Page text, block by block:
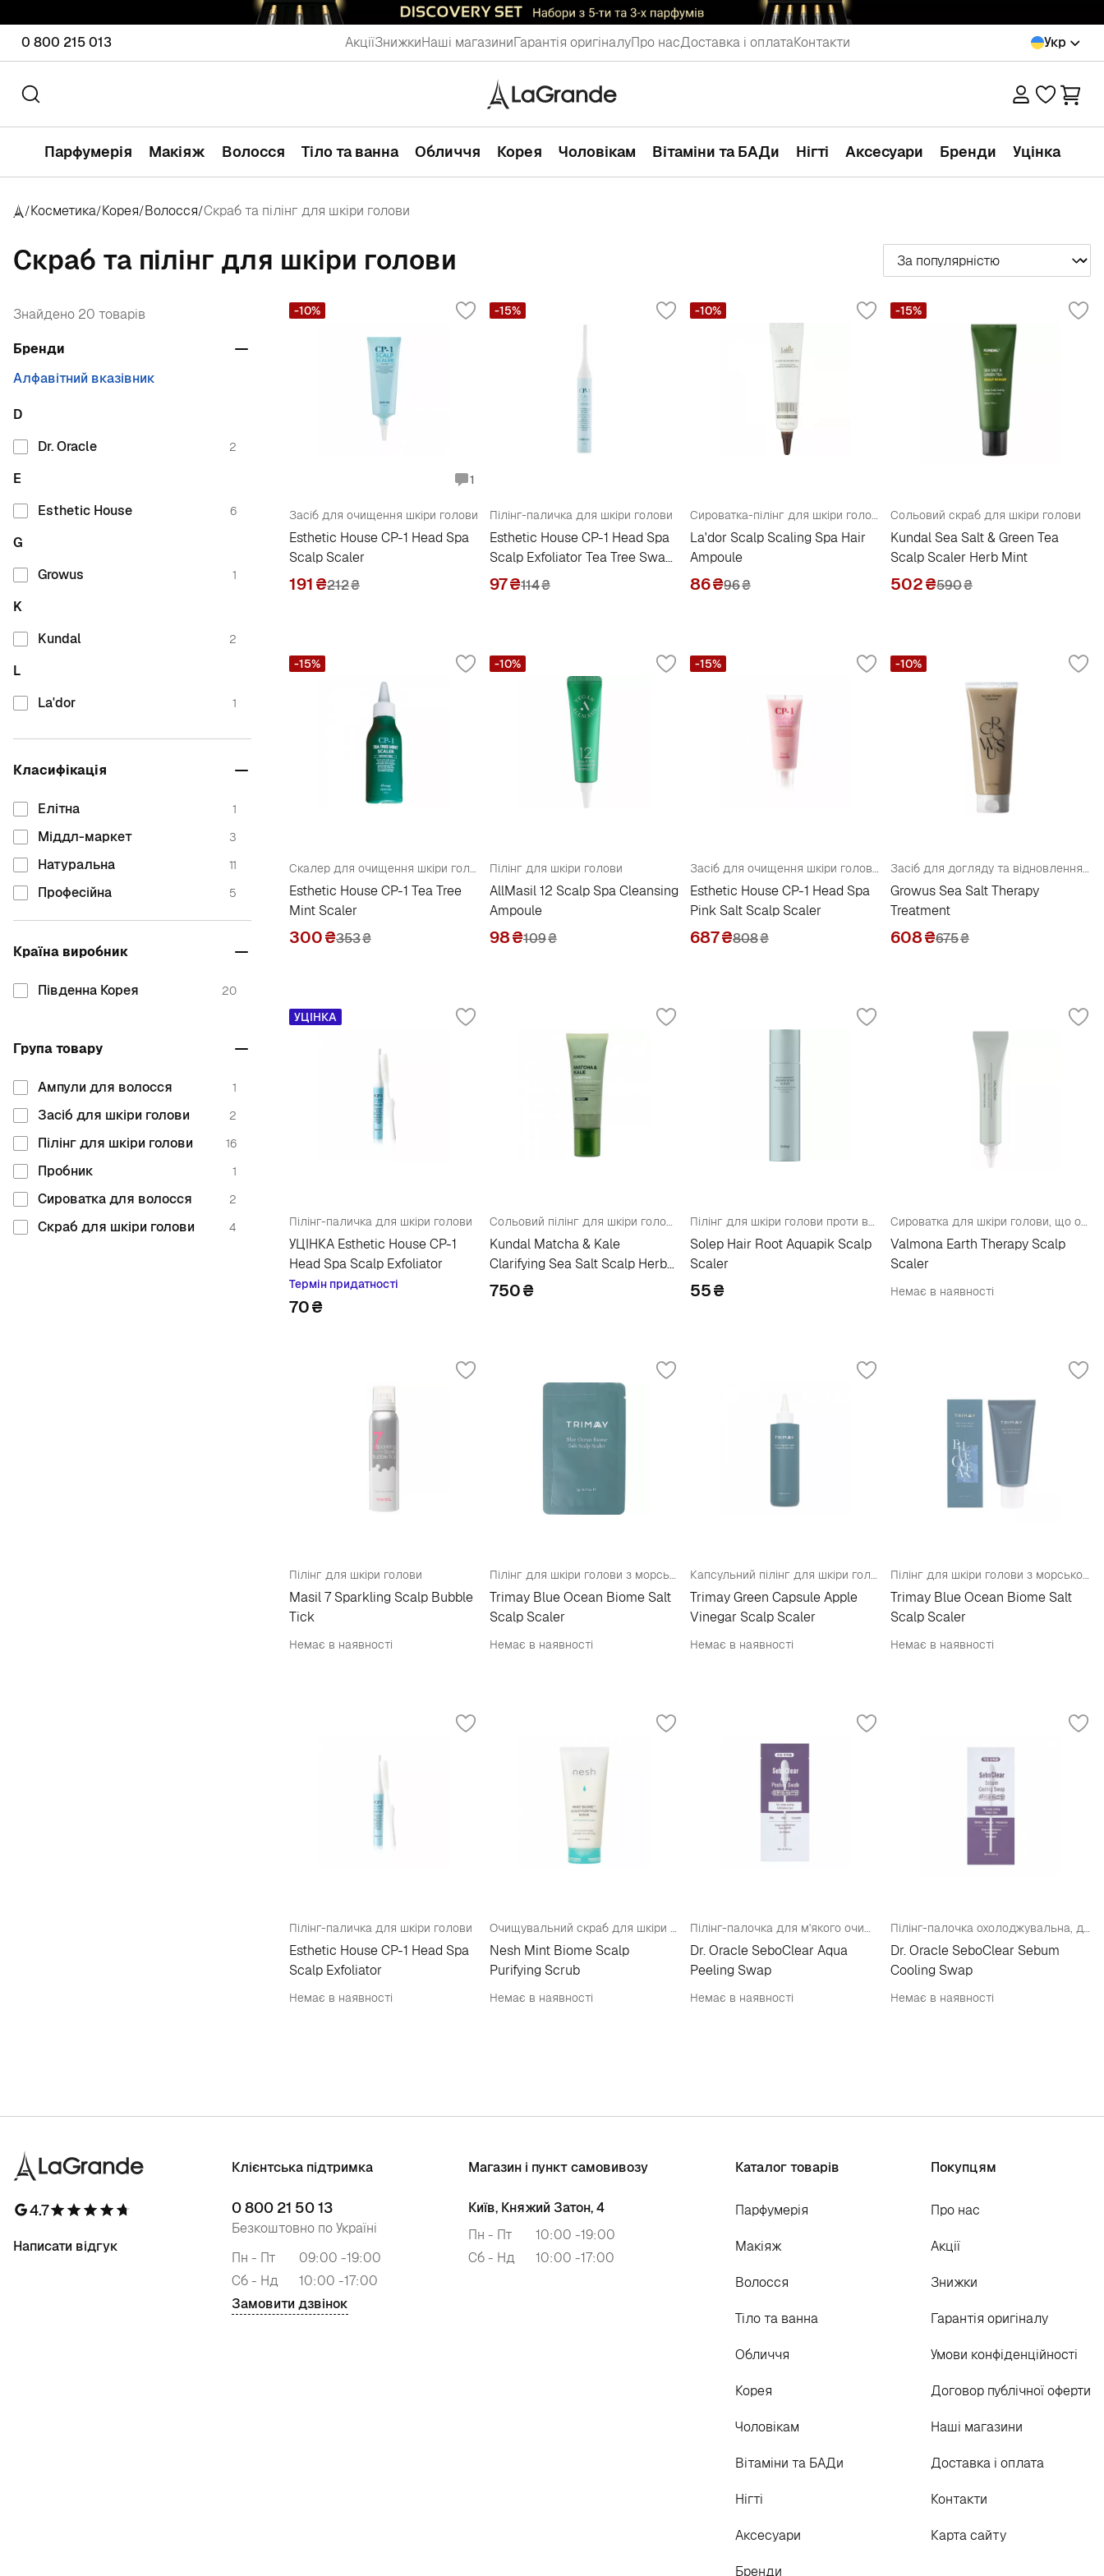
0 800 215 013 АкціїЗнижкиНаші магазиниГарантія оригіналуПро насДоставка і оплатаКонтакти Укр
Парфумерія Макіяж Волосся Тіло та ванна Обличчя Корея Чоловікам Вітаміни та БАДи Нігті Аксесуари Бренди Уцінка
/Косметика/Корея/Волосся/Скраб та пілінг для шкіри голови
Скраб та пілінг для шкіри голови
Знайдено 20 товарів
Бренди
Алфавітний вказівник
D
Dr. Oracle
2
E
Esthetic House
6
G
Growus
1
K
Kundal
2
L
La'dor
1
M
Masil
2
N
Nesh
1
S
Solep
1
Trimay
Класифікація
Елітна 1
Міддл-маркет 3
Натуральна 11
Професійна 5
Країна виробник
Південна Корея 20
Група товару
Ампули для волосся 1
Засіб для шкіри голови 2
Пілінг для шкіри голови 16
Пробник 1
Сироватка для волосся 2
Скраб для шкіри голови 4
1
Засіб для очищення шкіри голови
Esthetic House CP-1 Head Spa
Scalp Scaler
191₴212₴
-10%
Пілінг-паличка для шкіри голови
Esthetic House CP-1 Head Spa
Scalp Exfoliator Tea Tree Swab
Stick Fast Cooling
97₴114₴
-15%
Сироватка-пілінг для шкіри голови
La'dor Scalp Scaling Spa Hair
Ampoule
86₴96₴
-10%
Сольовий скраб для шкіри голови
Kundal Sea Salt & Green Tea
Scalp Scaler Herb Mint
502₴590₴
-15%
Скалер для очищення шкіри голови
Esthetic House CP-1 Tea Tree
Mint Scaler
300₴353₴
-15%
Пілінг для шкіри голови
AllMasil 12 Scalp Spa Cleansing
Ampoule
98₴109₴
-10%
Засіб для очищення шкіри голови з рожевою сіллю
Esthetic House CP-1 Head Spa
Pink Salt Scalp Scaler
687₴808₴
-15%
Засіб для догляду та відновлення шкіри голови
Growus Sea Salt Therapy
Treatment
608₴675₴
-10%
Пілінг-паличка для шкіри голови
УЦІНКА Esthetic House CP-1
Head Spa Scalp Exfoliator
Термін придатності
70₴
УЦІНКА
Сольовий пілінг для шкіри голови
Kundal Matcha & Kale
Clarifying Sea Salt Scalp Herb
Mint
750₴
Пілінг для шкіри голови проти випадіння волосся
Solep Hair Root Aquapik Scalp
Scaler
55₴
Сироватка для шкіри голови, що очищає
Valmona Earth Therapy Scalp
Scaler
Немає в наявності
Пілінг для шкіри голови
Masil 7 Sparkling Scalp Bubble
Tick
Немає в наявності
Пілінг для шкіри голови з морською сіллю (пробник)
Trimay Blue Ocean Biome Salt
Scalp Scaler
Немає в наявності
Капсульний пілінг для шкіри голови з оцтом
Trimay Green Capsule Apple
Vinegar Scalp Scaler
Немає в наявності
Пілінг для шкіри голови з морською сіллю
Trimay Blue Ocean Biome Salt
Scalp Scaler
Немає в наявності
Пілінг-паличка для шкіри голови
Esthetic House CP-1 Head Spa
Scalp Exfoliator
Немає в наявності
Очищувальний скраб для шкіри голови
Nesh Mint Biome Scalp
Purifying Scrub
Немає в наявності
Пілінг-палочка для м'якого очищення сухої шкіри голови
Dr. Oracle SeboClear Aqua
Peeling Swap
Немає в наявності
Пілінг-палочка охолоджувальнa, для жирної шкіри голови
Dr. Oracle SeboClear Sebum
Cooling Swap
Немає в наявності
4.7
Написати відгук
Клієнтська підтримка
0 800 21 50 13
Безкоштовно по Україні
Пн - Пт
09:00 -19:00
Сб - Нд
10:00 -17:00
Замовити дзвінок
Магазин і пункт самовивозу
Київ, Княжий Затон, 4
Пн - Пт
10:00 -19:00
Сб - Нд
10:00 -17:00
Каталог товарів
Парфумерія
Макіяж
Волосся
Тіло та ванна
Обличчя
Корея
Чоловікам
Вітаміни та БАДи
Нігті
Аксесуари
Бренди
Покупцям
Про нас
Акції
Знижки
Гарантія оригіналу
Умови конфіденційності
Договор публічної оферти
Наші магазини
Доставка і оплата
Контакти
Карта сайту